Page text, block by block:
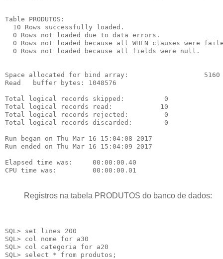
Table PRODUTOS:
  10 Rows successfully loaded.
  0 Rows not loaded due to data errors.
0 Rows not loaded because all WHEN clauses were
  0 Rows not loaded because all fields were null.
Space allocated for bind array:                   5160
Read   buffer bytes: 1048576
Total logical records skipped:          0
Total logical records read:            10
Total logical records rejected:         0
Total logical records discarded:        0
Run began on Thu Mar 16 15:04:08 2017
Run ended on Thu Mar 16 15:04:09 2017
Elapsed time was:     00:00:00.40
Registros na tabela PRODUTOS do banco de dados:
SQL> set lines 200
SQL> col nome for a30
SQL> col categoria for a20
SQL> select * from produtos;